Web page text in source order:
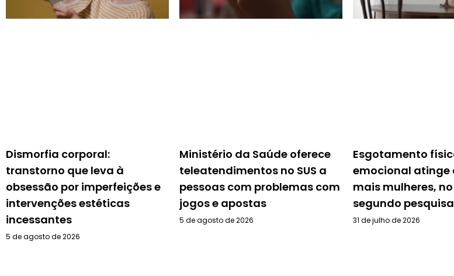
Dismorfia corporal:
transtorno que leva à
obsessão por imperfeições e
intervenções estéticas
incessantes
5 de agosto de 2026
Ministério da Saúde oferece
teleatendimentos no SUS a
pessoas com problemas com
jogos e apostas
5 de agosto de 2026
Esgotamento
emocional atinge
mais mulheres,
segundo
31 de julho de 2026